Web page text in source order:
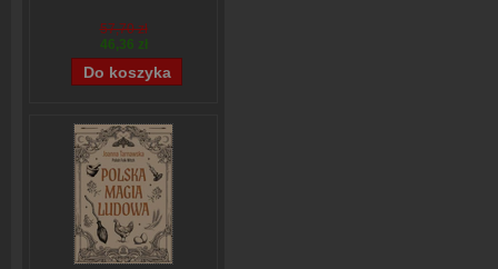
57,70 zł
46,36 zł